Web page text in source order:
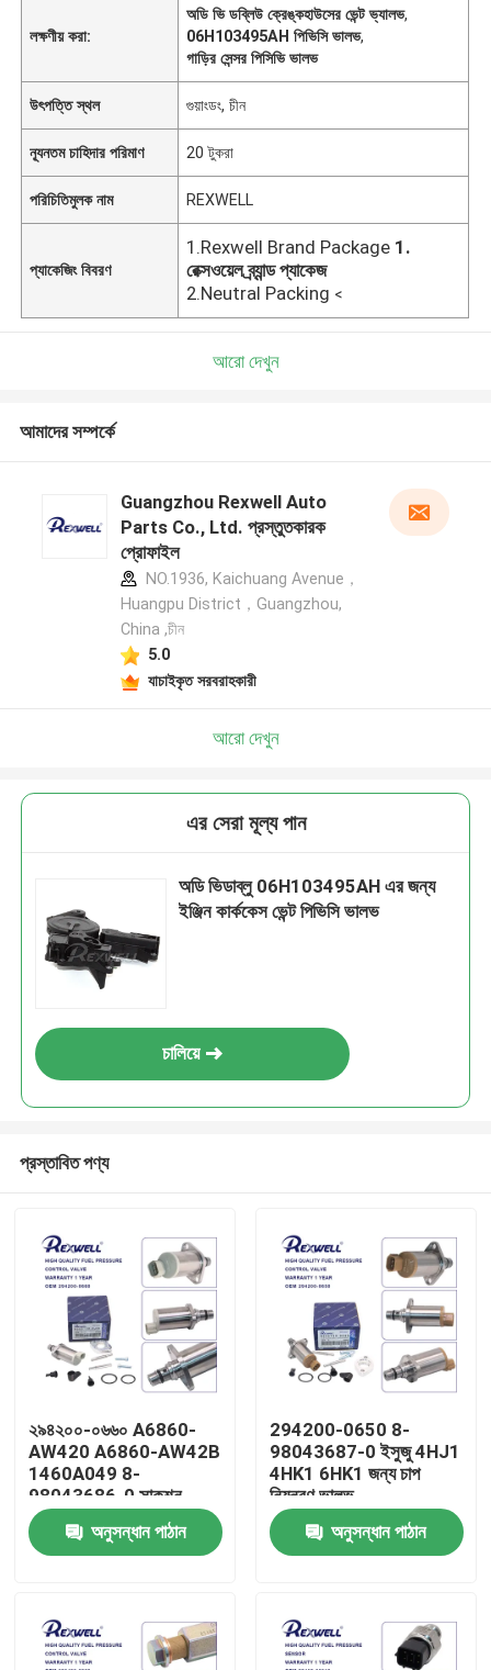
ভিডিও
লক্ষণীয় করা:
অডি ভি ডব্লিউ ক্রেঙ্কহাউসের ভেন্ট ভ্যালভ,
06H103495AH পিভিসি ভালভ,
গাড়ির সেন্সর পিসিভি ভালভ
উৎপত্তি স্থল গুয়াংডং, চীন
ন্যূনতম চাহিদার পরিমাণ 20 টুকরা
পরিচিতিমুলক নাম REXWELL
প্যাকেজিং বিবরণ
1.Rexwell Brand Package 1.
রেক্সওয়েল ব্র্যান্ড প্যাকেজ
2.Neutral Packing <
আরো দেখুন
আমাদের সম্পর্কে
Guangzhou Rexwell Auto
Parts Co., Ltd. প্রস্তুতকারক
প্রোফাইল
NO.1936, Kaichuang Avenue，
Huangpu District，Guangzhou,
China ,চীন
5.0
যাচাইকৃত সরবরাহকারী
আরো দেখুন
এর সেরা মূল্য পান
অডি ভিডাব্লু 06H103495AH এর জন্য
ইঞ্জিন কার্ককেস ভেন্ট পিভিসি ভালভ
চালিয়ে
প্রস্তাবিত পণ্য
২৯৪২০০-০৬৬০ A6860-
AW420 A6860-AW42B
1460A049 8-
98043686-0 সাকশন
কন্ট্রোল ভালভ নিসান আলমেড়া
নাভারা এনপি300 এক্স-ট্রেইল
প্রিমেরা মিতসুবিশির জন্য
অনুসন্ধান পাঠান
294200-0650 8-
98043687-0 ইসুজু 4HJ1
4HK1 6HK1 জন্য চাপ
নিয়ন্ত্রণ ভালভ
অনুসন্ধান পাঠান